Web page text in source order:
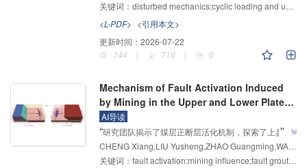
验，揭示了循环扰动与开挖卸荷下顶板岩石能量演化规
律，为深部含瓦斯煤层群灾害防治及巷道支护设计优化
奠定了基础。”
关键词： disturbed mechanics;cyclic loading and unloading;roof rock;deep mining
<L-PDF> <引用本文>
更新时间： 2026-07-22
144
| 716 | 0
Mechanism of Fault Activation Induced
by Mining in the Upper and Lower Plates
of the Normal Fault and the Grouting
Reinforcement Technology
AI导读
“研究团队揭示了煤层正断层活化机制，探索了上盘与
下盘不同开采方式下断层应力变化规律，建立了"断
链"为核心的断层治理体系，为解决采煤工作面揭露断
”
关键词： fault activation;mining influence;fault grouting reinforcement;weakening assignment method;normal fault